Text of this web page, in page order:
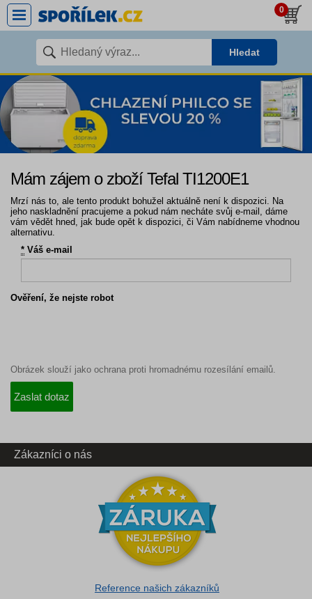
0
Hledat
Mám zájem o zboží Tefal TI1200E1
Mrzí nás to, ale tento produkt bohužel aktuálně není k dispozici. Na
jeho naskladnění pracujeme a pokud nám necháte svůj e-mail, dáme
vám vědět hned, jak bude opět k dispozici, či Vám nabídneme vhodnou
alternativu.
* Váš e-mail
Ověření, že nejste robot
Obrázek slouží jako ochrana proti hromadnému rozesílání emailů.
Zákazníci o nás
Reference našich zákazníků